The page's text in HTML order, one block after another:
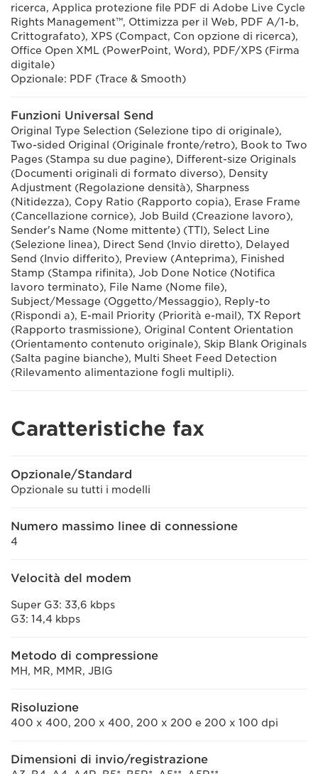
ricerca, Applica protezione file PDF di Adobe Live Cycle
Rights Management™, Ottimizza per il Web, PDF A/1-b,
Crittografato), XPS (Compact, Con opzione di ricerca),
Office Open XML (PowerPoint, Word), PDF/XPS (Firma
digitale)
Opzionale: PDF (Trace & Smooth)
Funzioni Universal Send
Original Type Selection (Selezione tipo di originale),
Two-sided Original (Originale fronte/retro), Book to Two
Pages (Stampa su due pagine), Different-size Originals
(Documenti originali di formato diverso), Density
Adjustment (Regolazione densità), Sharpness
(Nitidezza), Copy Ratio (Rapporto copia), Erase Frame
(Cancellazione cornice), Job Build (Creazione lavoro),
Sender's Name (Nome mittente) (TTI), Select Line
(Selezione linea), Direct Send (Invio diretto), Delayed
Send (Invio differito), Preview (Anteprima), Finished
Stamp (Stampa rifinita), Job Done Notice (Notifica
lavoro terminato), File Name (Nome file),
Subject/Message (Oggetto/Messaggio), Reply-to
(Rispondi a), E-mail Priority (Priorità e-mail), TX Report
(Rapporto trasmissione), Original Content Orientation
(Orientamento contenuto originale), Skip Blank Originals
(Salta pagine bianche), Multi Sheet Feed Detection
(Rilevamento alimentazione fogli multipli).
Caratteristiche fax
Opzionale/Standard
Opzionale su tutti i modelli
Numero massimo linee di connessione
4
Velocità del modem
Super G3: 33,6 kbps
G3: 14,4 kbps
Metodo di compressione
MH, MR, MMR, JBIG
Risoluzione
400 x 400, 200 x 400, 200 x 200 e 200 x 100 dpi
Dimensioni di invio/registrazione